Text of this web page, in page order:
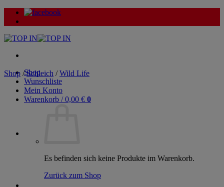
Zum
Inhalt
Shop
Wunschliste
Mein Konto
Warenkorb /0,00 € 0
Es befinden sich keine Produkte im Warenkorb.
Zurück zum Shop
Shop / Schleich / Wild Life